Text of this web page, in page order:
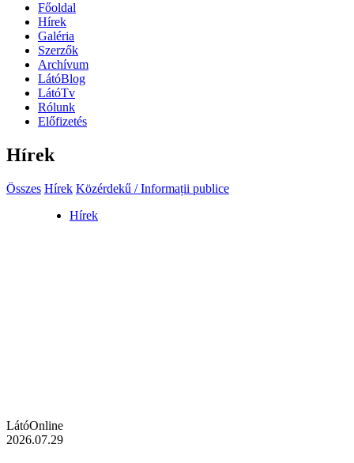
Főoldal
Hírek
Galéria
Szerzők
Archívum
LátóBlog
LátóTv
Rólunk
Előfizetés
Hírek
Összes Hírek Közérdekű / Informații publice
Hírek
LátóOnline
2026.07.29